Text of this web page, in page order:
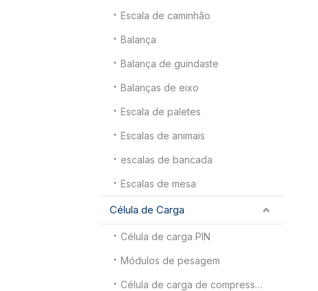
Escala de caminhão
Balança
Balança de guindaste
Balanças de eixo
Escala de paletes
Escalas de animais
escalas de bancada
Escalas de mesa
Célula de Carga
Célula de carga PIN
Módulos de pesagem
Célula de carga de compressão